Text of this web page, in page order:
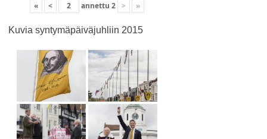
« < annettu 2 > »
Kuvia syntymäpäiväjuhliin 2015